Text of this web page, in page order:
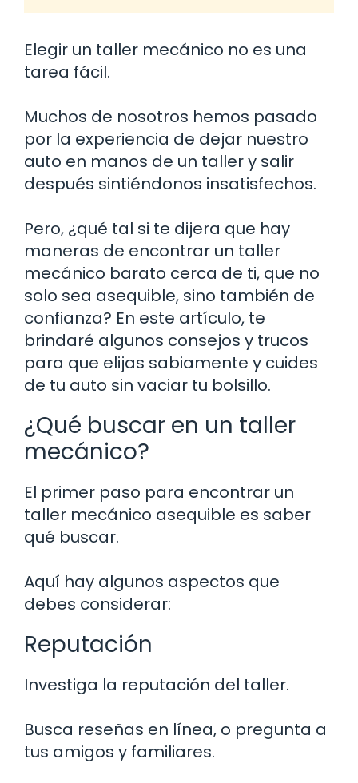
Elegir un taller mecánico no es una
tarea fácil.
Muchos de nosotros hemos pasado
por la experiencia de dejar nuestro
auto en manos de un taller y salir
después sintiéndonos insatisfechos.
Pero, ¿qué tal si te dijera que hay
maneras de encontrar un taller
mecánico barato cerca de ti, que no
solo sea asequible, sino también de
confianza? En este artículo, te
brindaré algunos consejos y trucos
para que elijas sabiamente y cuides
de tu auto sin vaciar tu bolsillo.
¿Qué buscar en un taller
mecánico?
El primer paso para encontrar un
taller mecánico asequible es saber
qué buscar.
Aquí hay algunos aspectos que
debes considerar:
Reputación
Investiga la reputación del taller.
Busca reseñas en línea, o pregunta a
tus amigos y familiares.